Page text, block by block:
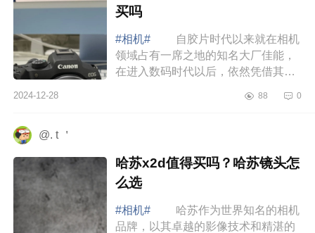
买吗
#相机#
自胶片时代以来就在相机
领域占有一席之地的知名大厂佳能，
在进入数码时代以后，依然凭借其资
原厂镜头群，在一波波竞争下不断维
2024-12-28 88 0
@. t ＇
哈苏x2d值得买吗？哈苏镜头怎
么选
#相机#
哈苏作为世界知名的相机
品牌，以其卓越的影像技术和精湛的